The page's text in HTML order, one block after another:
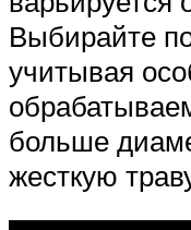
Выбирайте
учитывая
больше
жесткую